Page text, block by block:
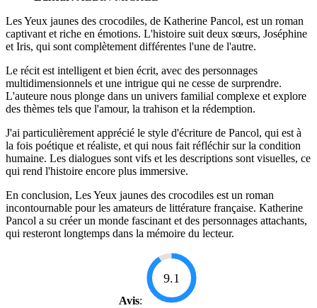
Les Yeux jaunes des crocodiles, de Katherine Pancol, est un roman
captivant et riche en émotions. L'histoire suit deux sœurs, Joséphine
et Iris, qui sont complètement différentes l'une de l'autre.
Le récit est intelligent et bien écrit, avec des personnages
multidimensionnels et une intrigue qui ne cesse de surprendre.
L'auteure nous plonge dans un univers familial complexe et explore
des thèmes tels que l'amour, la trahison et la rédemption.
J'ai particulièrement apprécié le style d'écriture de Pancol, qui est à
la fois poétique et réaliste, et qui nous fait réfléchir sur la condition
humaine. Les dialogues sont vifs et les descriptions sont visuelles, ce
qui rend l'histoire encore plus immersive.
En conclusion, Les Yeux jaunes des crocodiles est un roman
incontournable pour les amateurs de littérature française. Katherine
Pancol a su créer un monde fascinant et des personnages attachants,
qui resteront longtemps dans la mémoire du lecteur.
Avis:
9.1